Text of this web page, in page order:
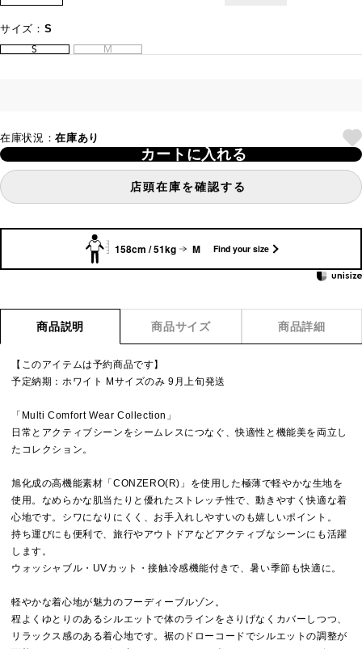
サイズ： S
S
M
在庫状況：在庫あり
カートに入れる
店頭在庫を確認する
158cm / 51kg M Find your size
商品説明 商品サイズ 商品詳細
【このアイテムは予約商品です】
予定納期：ホワイト Mサイズのみ 9月上旬発送
「Multi Comfort Wear Collection」
日常とアクティブシーンをシームレスにつなぐ、快適性と機能美を両立し
たコレクション。
旭化成の高機能素材「CONZERO(R)」を使用した極薄で軽やかな生地を
使用。なめらかな肌当たりと優れたストレッチ性で、動きやすく快適な着
心地です。シワになりにくく、お手入れしやすいのも嬉しいポイント。
持ち運びにも便利で、旅行やアウトドアなどアクティブなシーンにも活躍
します。
ウォッシャブル・UVカット・接触冷感機能付きで、暑い季節も快適に。
軽やかな着心地が魅力のフーディーブルゾン。
程よくゆとりのあるシルエットで体のラインをさりげなくカバーしつつ、
リラックス感のある着心地です。裾のドローコードでシルエットの調整が